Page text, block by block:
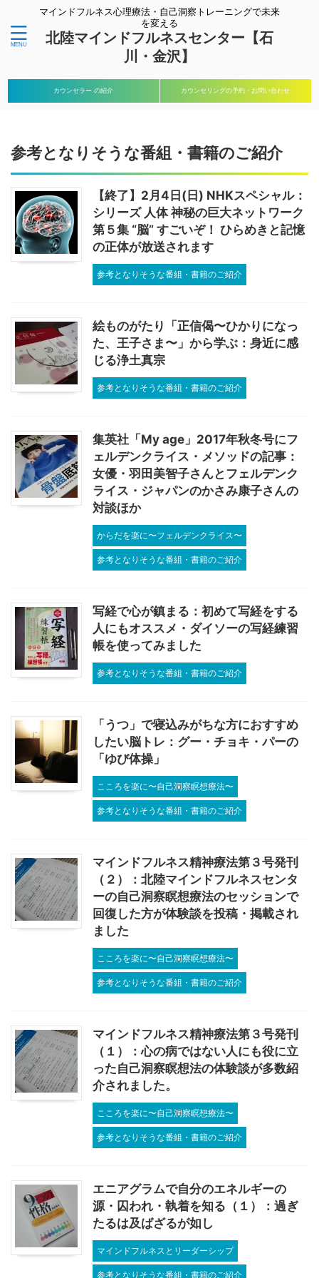
マインドフルネス心理療法・自己洞察トレーニングで未来
を変える
北陸マインドフルネスセンター【石
川・金沢】
カウンセラー の紹介 カウンセリングの予約・お問い合わせ
参考となりそうな番組・書籍のご紹介
【終了】2月4日(日) NHKスペシャル：
シリーズ 人体 神秘の巨大ネットワーク
第５集 “脳” すごいぞ！ ひらめきと記憶
の正体が放送されます
参考となりそうな番組・書籍のご紹介
絵ものがたり「正信偈〜ひかりになっ
た、王子さま〜」から学ぶ：身近に感
じる浄土真宗
参考となりそうな番組・書籍のご紹介
集英社「My age」2017年秋冬号にフ
ェルデンクライス・メソッドの記事：
女優・羽田美智子さんとフェルデンク
ライス・ジャパンのかさみ康子さんの
対談ほか
からだを楽に〜フェルデンクライス〜
参考となりそうな番組・書籍のご紹介
写経で心が鎮まる：初めて写経をする
人にもオススメ・ダイソーの写経練習
帳を使ってみました
参考となりそうな番組・書籍のご紹介
「うつ」で寝込みがちな方におすすめ
したい脳トレ：グー・チョキ・パーの
「ゆび体操」
こころを楽に〜自己洞察瞑想療法〜
参考となりそうな番組・書籍のご紹介
マインドフルネス精神療法第３号発刊
（２）：北陸マインドフルネスセンタ
ーの自己洞察瞑想療法のセッションで
回復した方が体験談を投稿・掲載され
ました
こころを楽に〜自己洞察瞑想療法〜
参考となりそうな番組・書籍のご紹介
マインドフルネス精神療法第３号発刊
（１）：心の病ではない人にも役に立
った自己洞察瞑想法の体験談が多数紹
介されました。
こころを楽に〜自己洞察瞑想療法〜
参考となりそうな番組・書籍のご紹介
エニアグラムで自分のエネルギーの
源・囚われ・執着を知る（１）：過ぎ
たるは及ばざるが如し
マインドフルネスとリーダーシップ
参考となりそうな番組・書籍のご紹介